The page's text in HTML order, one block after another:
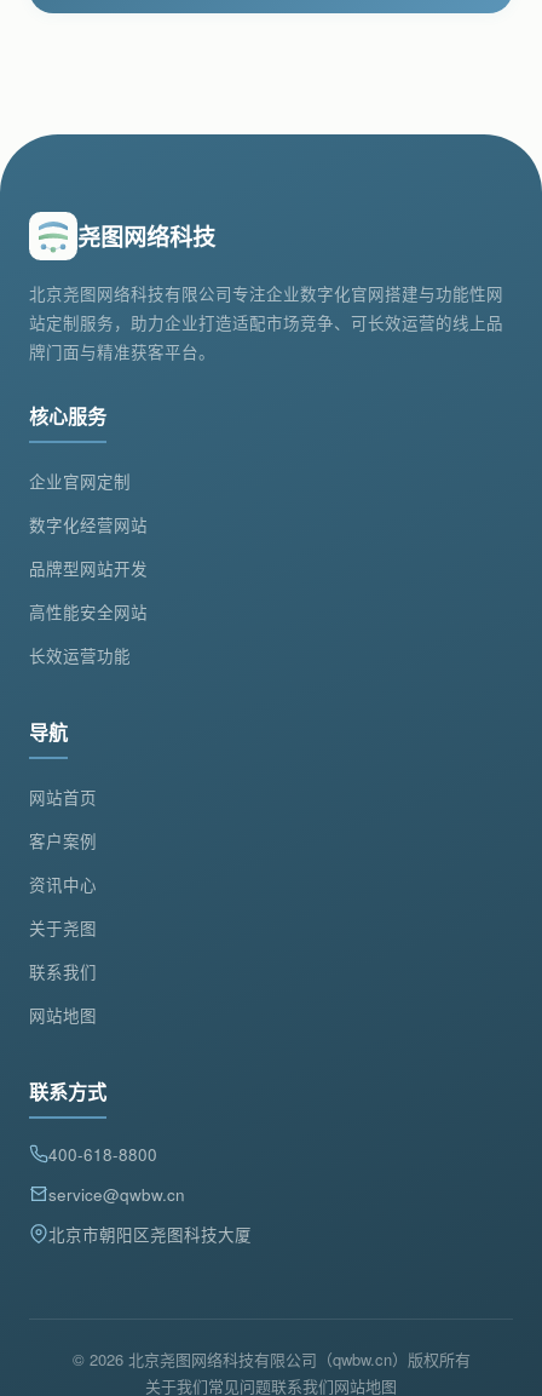
尧图网络科技
北京尧图网络科技有限公司专注企业数字化官网搭建与功能性网
站定制服务，助力企业打造适配市场竞争、可长效运营的线上品
牌门面与精准获客平台。
核心服务
企业官网定制
数字化经营网站
品牌型网站开发
高性能安全网站
长效运营功能
导航
网站首页
客户案例
资讯中心
关于尧图
联系我们
网站地图
联系方式
400-618-8800
service@qwbw.cn
北京市朝阳区尧图科技大厦
© 2026 北京尧图网络科技有限公司（qwbw.cn）版权所有
关于我们常见问题联系我们网站地图